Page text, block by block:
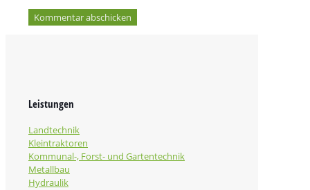
Leistungen
Landtechnik
Kleintraktoren
Kommunal-, Forst- und Gartentechnik
Metallbau
Hydraulik